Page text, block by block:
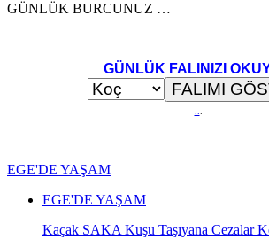
GÜNLÜK BURCUNUZ …
GÜNLÜK FALINIZI
...
EGE'DE YAŞAM
EGE'DE YAŞAM
Kaçak SAKA Kuşu Taşıyana Cezalar